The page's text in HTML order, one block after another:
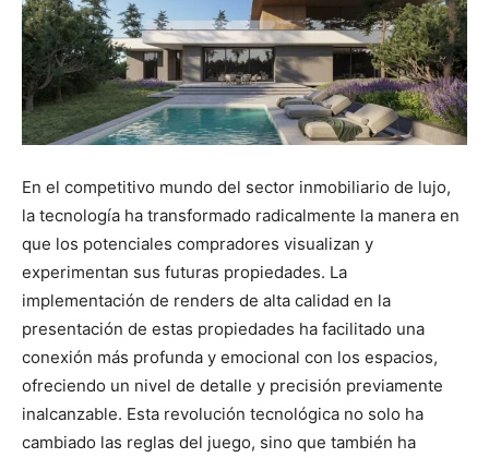
En el competitivo mundo del sector inmobiliario de lujo,
la tecnología ha transformado radicalmente la manera en
que los potenciales compradores visualizan y
experimentan sus futuras propiedades. La
implementación de renders de alta calidad en la
presentación de estas propiedades ha facilitado una
conexión más profunda y emocional con los espacios,
ofreciendo un nivel de detalle y precisión previamente
inalcanzable. Esta revolución tecnológica no solo ha
cambiado las reglas del juego, sino que también ha